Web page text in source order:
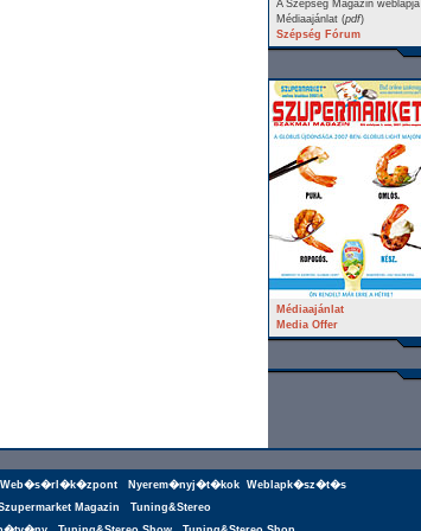
A Szépség Magazin weblapja
Médiaajánlat (pdf)
Szépség Fórum
Médiaajánlat
Media Offer
Web�s�rl�k�zpont Nyerem�nyj�t�kok Weblapk�sz�t�s
Magazin Tuning&Stereo